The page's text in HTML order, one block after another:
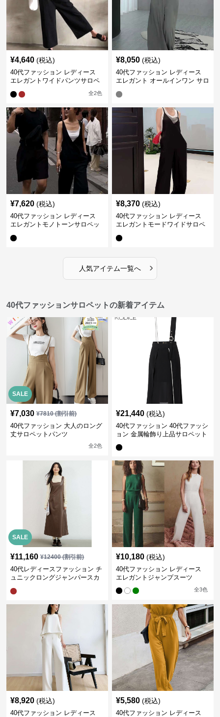
¥4,640 (税込)
40代ファッション レディース
エレガントワイドパンツサロペ
全2色
¥8,050 (税込)
40代ファッション レディース
エレガント オールインワン サロ
ール
¥7,620 (税込)
40代ファッション レディース
エレガントモノトーンサロペッ
ン
¥8,370 (税込)
40代ファッション レディース
エレガントモードワイドサロペ
ワン
人気アイテム一覧へ ›
40代ファッションサロペットの新着アイテム
SALE
¥7,030 ¥7810(割引前)
40代ファッション 大人のロング
丈サロペットパンツ
全2色
¥21,440 (税込)
40代ファッション 40代ファッシ
ョン 金属輪飾り上品サロペット
SALE
¥11,160 ¥12400(割引前)
40代レディースファッション チ
ュニックロングジャンパースカ
¥10,180 (税込)
40代ファッション レディース
エレガントジャンプスーツ
全3色
¥8,920 (税込)
40代ファッション レディース
¥5,580 (税込)
40代ファッション レディース